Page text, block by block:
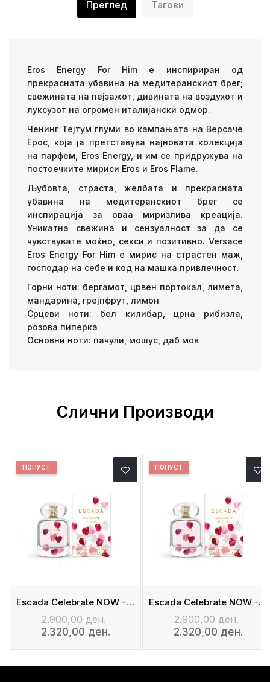
Преглед Тагови
Eros Energy For Him е инспириран од
прекрасната убавина на медитеранскиот брег;
свежината на пејзажот, дивината на воздухот и
луксузот на огромен италијански одмор.
Ченинг Тејтум глуми во кампањата на Версаче
Ерос, која ја претставува најновата колекција
на парфем, Eros Energy, и им се придружува на
постоечките мириси Eros и Eros Flame.
Љубовта, страста, желбата и прекрасната
убавина на медитеранскиот брег се
инспирација за оваа миризлива креација.
Уникатна свежина и сензуалност за да се
чувствувате моќно, секси и позитивно. Versace
Eros Energy For Him е мирис на страстен маж,
господар на себе и код на машка привлечност.
Горни ноти: бергамот, црвен портокал, лимета,
мандарина, грејпфрут, лимон
Срцеви ноти: бел килибар, црна рибизла,
розова пиперка
Основни ноти: пачули, мошус, даб мов
Слични Производи
Escada Celebrate NOW - Eau De Parfum
ПОПУСТ
2.900,00 ден.
2.320,00 ден.
Escada Celebrate NOW - Eau De Parfum
ПОПУСТ
2.900,00 ден.
2.320,00 ден.